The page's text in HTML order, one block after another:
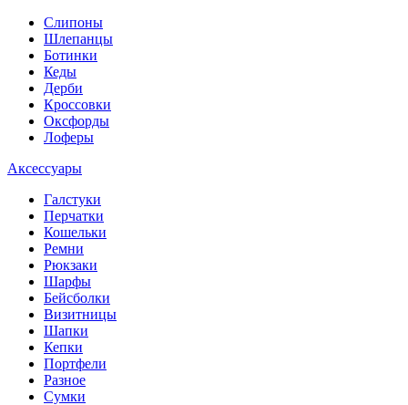
Слипоны
Шлепанцы
Ботинки
Кеды
Дерби
Кроссовки
Оксфорды
Лоферы
Аксессуары
Галстуки
Перчатки
Кошельки
Ремни
Рюкзаки
Шарфы
Бейсболки
Визитницы
Шапки
Кепки
Портфели
Разное
Сумки